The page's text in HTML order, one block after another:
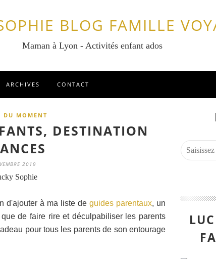
BLOG FAMILLE
Maman à Lyon - Activités enfant ados
ARCHIVES CONTACT
DU MOMENT
DESTINATION
2019
Sophie
d'ajouter à ma liste de guides parentaux, un
de faire rire et déculpabiliser les parents
pour tous les parents de son entourage